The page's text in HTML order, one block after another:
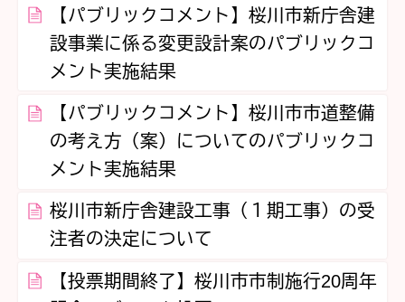
【パブリックコメント】桜川市新庁舎建
設事業に係る変更設計案のパブリックコ
メント実施結果
【パブリックコメント】桜川市市道整備
の考え方（案）についてのパブリックコ
メント実施結果
桜川市新庁舎建設工事（１期工事）の受
注者の決定について
【投票期間終了】桜川市市制施行20周年